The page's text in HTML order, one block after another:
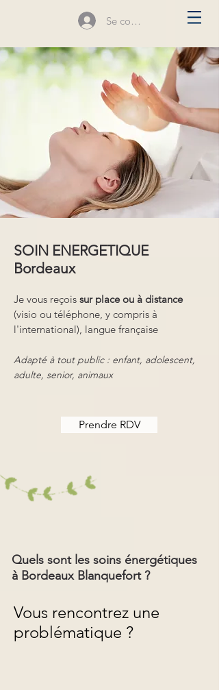
Se connecter
SOIN ENERGETIQUE
Bordeaux
Je vous reçois sur place ou à distance
(visio ou téléphone, y compris à
l'international), langue française
Adapté à tout public : enfant, adolescent,
adulte, senior, animaux
Prendre RDV
Quels sont les soins énergétiques
à Bordeaux Blanquefort ?
Vous rencontrez une
problématique ?